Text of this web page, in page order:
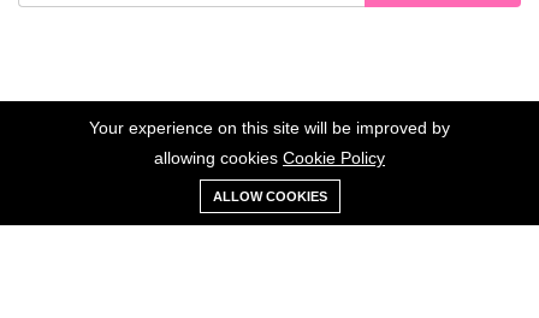
©2023 Hoa Nelly . All Rights Reserved.
0
Xe
đẩy
Danh sách
yêu thích
Your experience on this site will be improved by
allowing cookies Cookie Policy
ALLOW COOKIES